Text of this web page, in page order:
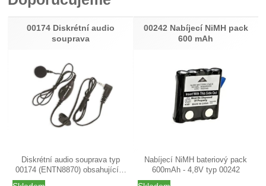
Recenze
Nebyla přidána žádná recenze.
00174 Diskrétní audio
souprava
Diskrétní audio souprava typ
00174 (ENTN8870) obsahující…
00242 Nabíjecí NiMH pack
600 mAh
Nabíjecí NiMH bateriový pack
600mAh - 4,8V typ 00242